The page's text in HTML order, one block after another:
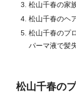
松山千春の家
松山千春のヘ
松山千春のプ
パーマ液で髪
松山千春の